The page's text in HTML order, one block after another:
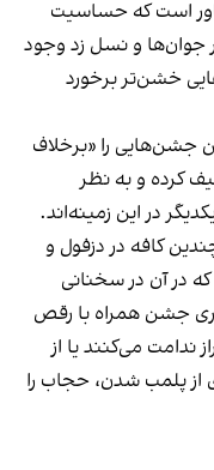
است که حساسیت
و نسل زد وجود
خشن‌تر برخورد
جشن‌هایی را «برخلاف
کرده و به نظر
در این زمینه‌اند.
کافه در دزفول و
در آن در سخنانی
جشن همراه با رقص
ندامت می‌کنند یا از
از پلمب شدن، حجاب را